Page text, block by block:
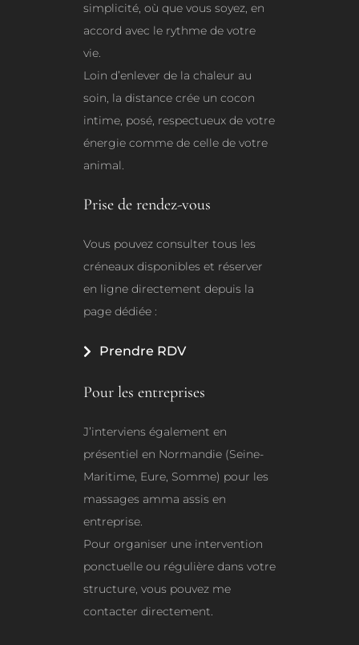
simplicité, où que vous soyez, en
accord avec le rythme de votre
vie.
Loin d’enlever de la chaleur au
soin, la distance crée un cocon
intime, posé, respectueux de votre
énergie comme de celle de votre
animal.
Prise de rendez-vous
Vous pouvez consulter tous les
créneaux disponibles et réserver
en ligne directement depuis la
page dédiée :
Prendre RDV
Pour les entreprises
J’interviens également en
présentiel en Normandie (Seine-
Maritime, Eure, Somme) pour les
massages amma assis en
entreprise.
Pour organiser une intervention
ponctuelle ou régulière dans votre
structure, vous pouvez me
contacter directement.